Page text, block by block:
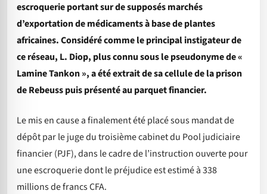
escroquerie portant sur de supposés marchés
d’exportation de médicaments à base de plantes
africaines. Considéré comme le principal instigateur de
ce réseau, L. Diop, plus connu sous le pseudonyme de «
Lamine Tankon », a été extrait de sa cellule de la prison
de Rebeuss puis présenté au parquet financier.
Le mis en cause a finalement été placé sous mandat de
dépôt par le juge du troisième cabinet du Pool judiciaire
financier (PJF), dans le cadre de l’instruction ouverte pour
une escroquerie dont le préjudice est estimé à 338
millions de francs CFA.